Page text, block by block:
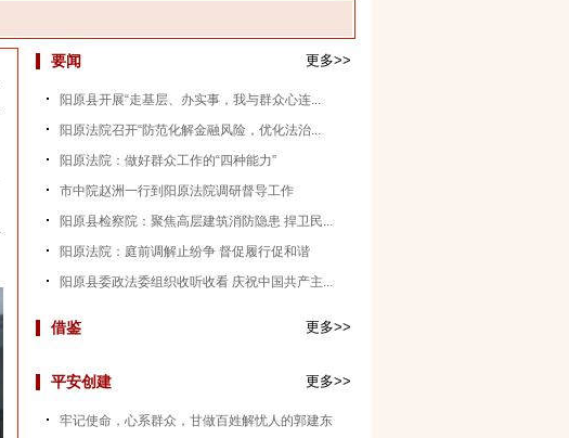
要闻 更多>>
阳原县开展“走基层、办实事，我与群众心连...
阳原法院召开“防范化解金融风险，优化法治...
阳原法院：做好群众工作的“四种能力”
市中院赵洲一行到阳原法院调研督导工作
阳原县检察院：聚焦高层建筑消防隐患 捍卫民...
阳原法院：庭前调解止纷争 督促履行促和谐
阳原县委政法委组织收听收看 庆祝中国共产主...
借鉴 更多>>
平安创建 更多>>
牢记使命，心系群众，甘做百姓解忧人的郭建东